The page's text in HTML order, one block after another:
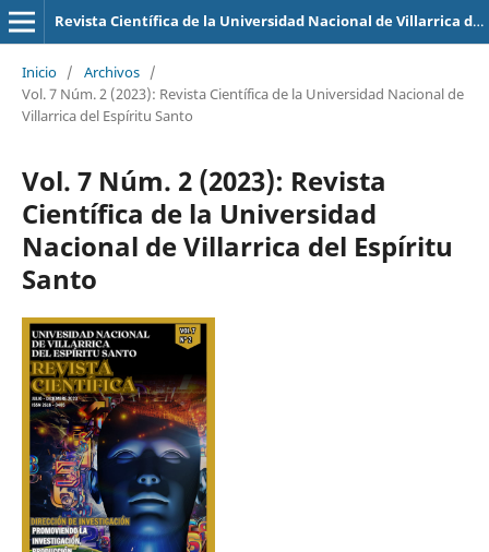
Revista Científica de la Universidad Nacional de Villarrica del Espíritu Santo
Inicio / Archivos /
Vol. 7 Núm. 2 (2023): Revista Científica de la Universidad Nacional de
Villarrica del Espíritu Santo
Vol. 7 Núm. 2 (2023): Revista
Científica de la Universidad
Nacional de Villarrica del Espíritu
Santo